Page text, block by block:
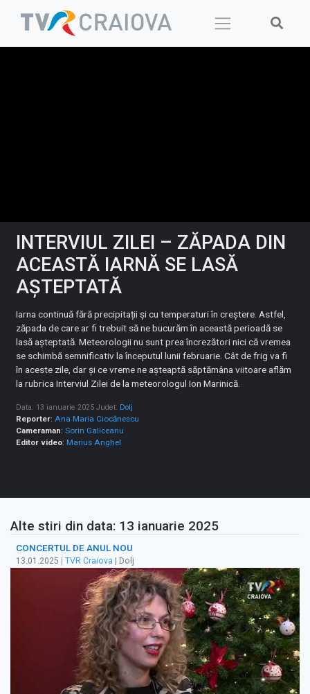
INTERVIUL ZILEI – ZĂPADA DIN
ACEASTĂ IARNĂ SE LASĂ
AȘTEPTATĂ
Iarna continuă fără precipitații și cu temperaturi în creștere. Astfel,
zăpada de care ar fi trebuit să ne bucurăm în această perioadă se
lasă așteptată. Meteorologii nu sunt prea încrezători nici că vremea
se schimbă semnificativ la începutul lunii februarie. Cât de frig va fi
în aceste zile, dar și ce vreme ne așteaptă săptămâna viitoare aflăm
la rubrica Interviul Zilei de la meteorologul Ion Marinică.
Data: 13 ianuarie 2025 Judet: Dolj
Reporter:Ana Maria Ciocănescu
Cameraman:Sorin Galiceanu
Editor video: Marius Anghel
Alte stiri din data: 13 ianuarie 2025
CONCERTUL DE ANUL NOU
13.01.2025 TVR Craiova | Dolj